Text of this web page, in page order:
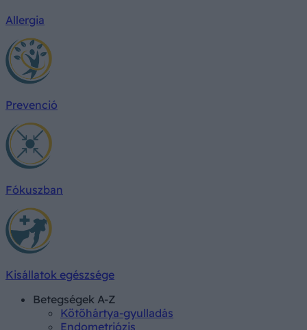
Allergia
Prevenció
Fókuszban
Kisállatok egészsége
Betegségek A-Z
Kötőhártya-gyulladás
Endometriózis